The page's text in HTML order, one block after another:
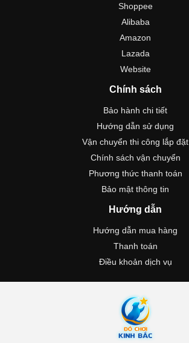
Shoppee
Alibaba
Amazon
Lazada
Website
Chính sách
Bảo hành chi tiết
Hướng dẫn sử dụng
Vận chuyển thi công lắp đặt
Chính sách vận chuyển
Phương thức thanh toán
Bảo mật thông tin
Hướng dẫn
Hướng dẫn mua hàng
Thanh toán
Điều khoản dịch vụ